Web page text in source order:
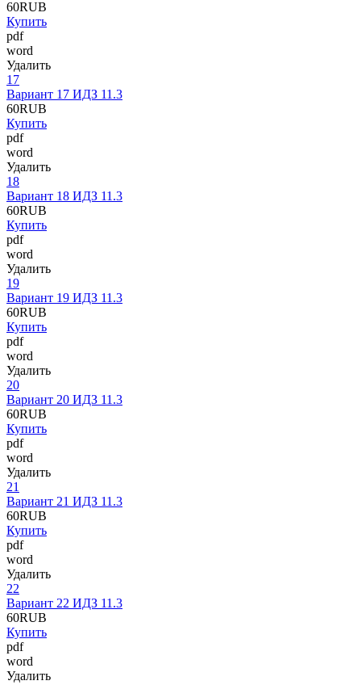
60RUB
Купить
pdf
word
Удалить
17
Вариант 17 ИДЗ 11.3
60RUB
Купить
pdf
word
Удалить
18
Вариант 18 ИДЗ 11.3
60RUB
Купить
pdf
word
Удалить
19
Вариант 19 ИДЗ 11.3
60RUB
Купить
pdf
word
Удалить
20
Вариант 20 ИДЗ 11.3
60RUB
Купить
pdf
word
Удалить
21
Вариант 21 ИДЗ 11.3
60RUB
Купить
pdf
word
Удалить
22
Вариант 22 ИДЗ 11.3
60RUB
Купить
pdf
word
Удалить